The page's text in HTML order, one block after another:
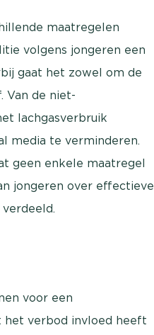
maatregelen
volgens jongeren een
gaat het zowel om de
Van de niet-
lachgasverbruik
media te verminderen.
geen enkele maatregel
jongeren over effectieve
voor een
het verbod invloed heeft